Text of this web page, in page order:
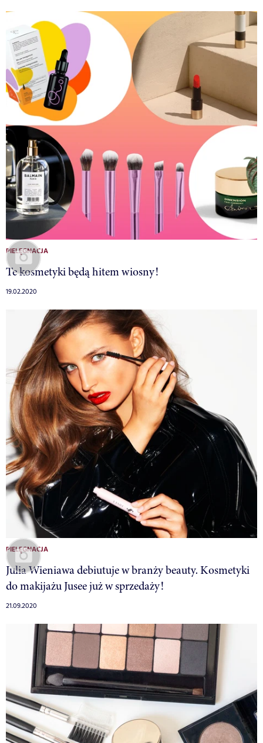
PIELĘGNACJA
Te kosmetyki będą hitem wiosny!
19.02.2020
PIELĘGNACJA
Julia Wieniawa debiutuje w branży beauty. Kosmetyki
do makijażu Jusee już w sprzedaży!
21.09.2020